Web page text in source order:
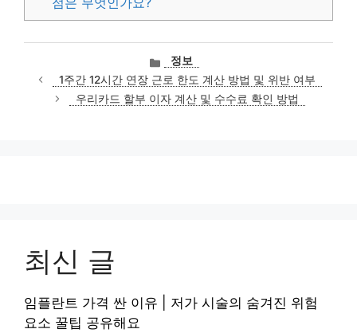
카
테
고
리
정보
1주간 12시간 연장 근로 한도 계산 방법 및 위반 여부
우리카드 할부 이자 계산 및 수수료 확인 방법
최신 글
임플란트 가격 싼 이유 | 저가 시술의 숨겨진 위험
요소 꿀팁 공유해요